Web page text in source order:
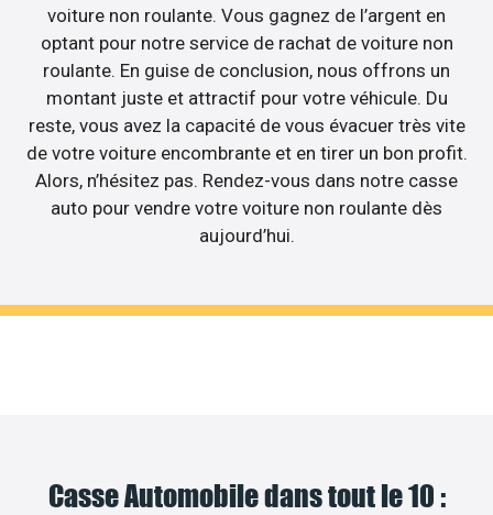
voiture non roulante. Vous gagnez de l’argent en
optant pour notre service de rachat de voiture non
roulante. En guise de conclusion, nous offrons un
montant juste et attractif pour votre véhicule. Du
reste, vous avez la capacité de vous évacuer très vite
de votre voiture encombrante et en tirer un bon profit.
Alors, n’hésitez pas. Rendez-vous dans notre casse
auto pour vendre votre voiture non roulante dès
aujourd’hui.
Casse Automobile dans tout le 10 :